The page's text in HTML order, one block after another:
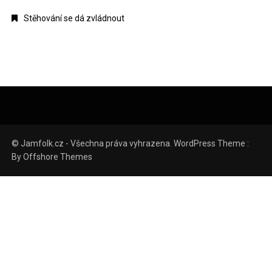
Stěhování se dá zvládnout
© Jamfolk.cz - Všechna práva vyhrazena. WordPress Theme :
ByOffshore Themes